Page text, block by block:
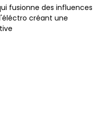
fusionne des influences
créant une